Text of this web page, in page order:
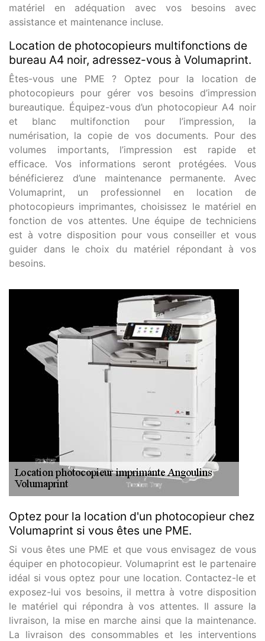
matériel en adéquation avec vos besoins avec
assistance et maintenance incluse.
Location de photocopieurs multifonctions de
bureau A4 noir, adressez-vous à Volumaprint.
Êtes-vous une PME ? Optez pour la location de
photocopieurs pour gérer vos besoins d’impression
bureautique. Équipez-vous d’un photocopieur A4 noir
et blanc multifonction pour l’impression, la
numérisation, la copie de vos documents. Pour des
volumes importants, l’impression est rapide et
efficace. Vos informations seront protégées. Vous
bénéficierez d’une maintenance permanente. Avec
Volumaprint, un professionnel en location de
photocopieurs imprimantes, choisissez le matériel en
fonction de vos attentes. Une équipe de techniciens
est à votre disposition pour vous conseiller et vous
guider dans le choix du matériel répondant à vos
besoins.
Optez pour la location d'un photocopieur chez
Volumaprint si vous êtes une PME.
Si vous êtes une PME et que vous envisagez de vous
équiper en photocopieur. Volumaprint est le partenaire
idéal si vous optez pour une location. Contactez-le et
exposez-lui vos besoins, il mettra à votre disposition
le matériel qui répondra à vos attentes. Il assure la
livraison, la mise en marche ainsi que la maintenance.
La livraison des consommables et les interventions